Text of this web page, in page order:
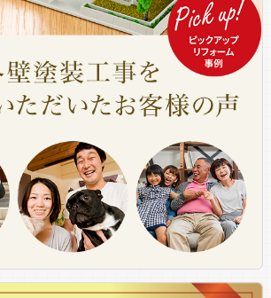
7月31日
さんのご対応、説明、そしてお人柄がと
良く信頼できると感じました。職人さんも
も丁寧に仕上げて頂き感謝しています。ご
方にも安心して受けて良いとお話させて
京支店
7月30日
二人の分かりやすい説明、工事担当者さ
寧な仕事で、若い職人さんも質問すると
キしていて皆さん感じが良かった。
松支店